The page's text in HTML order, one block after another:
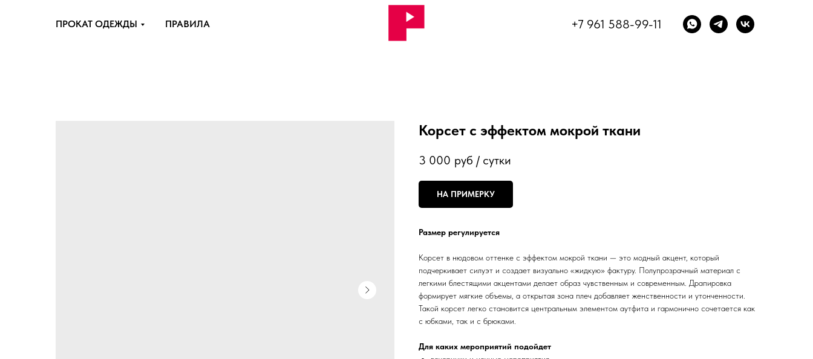
ПРОКАТ ОДЕЖДЫ ПРАВИЛА +7 961 588-99-11
Корсет с эффектом мокрой ткани
3 000 руб / сутки
НА ПРИМЕРКУ
Размер регулируется
Корсет в нюдовом оттенке с эффектом мокрой ткани — это модный акцент, который
подчеркивает силуэт и создает визуально «жидкую» фактуру. Полупрозрачный материал с
легкими блестящими акцентами делает образ чувственным и современным. Драпировка
формирует мягкие объемы, а открытая зона плеч добавляет женственности и утонченности.
Такой корсет легко становится центральным элементом аутфита и гармонично сочетается как
с юбками, так и с брюками.
Для каких мероприятий подойдет